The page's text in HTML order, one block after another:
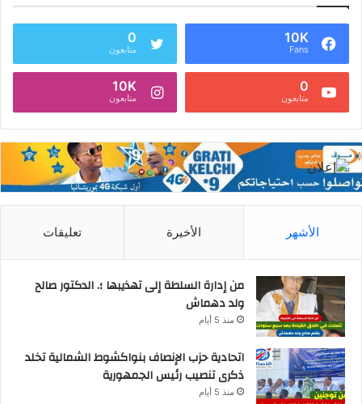
10K
Fans
0
متابعون
0
متابعون
10K
متابعون
الأشهر الأخيرة تعليقات
من إدارة السلطة إلى تهذيبها ؛. الدكتور صالح
ولد دهماش
منذ 5 أيام
اتحادية حزب الإنصاف بنواكشوط الشمالية تخلد
ذكرى تنصيب رئيس الجمهورية
منذ 5 أيام